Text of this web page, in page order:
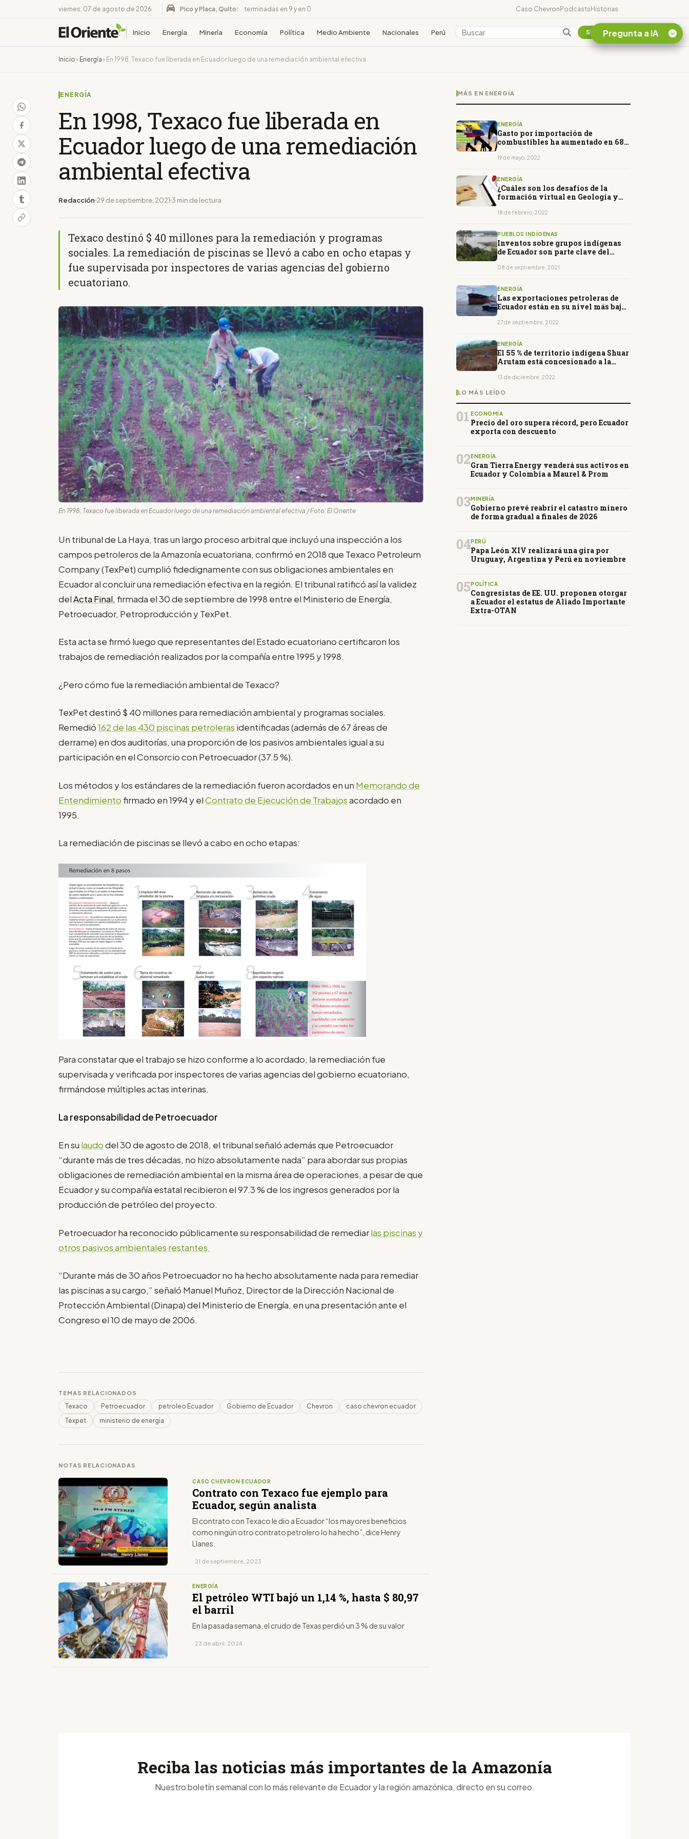
viernes, 07 de agosto de 2026 Pico y Placa, Quito: terminadas en 9 y en 0 Caso ChevronPodcastsHistorias
Inicio Energía Minería Economía Política Medio Ambiente Nacionales Perú Colombia Suscribirse
Inicio › Energía › En 1998, Texaco fue liberada en Ecuador luego de una remediación ambiental efectiva
ENERGÍA
En 1998, Texaco fue liberada en
Ecuador luego de una remediación
ambiental efectiva
Redacción 29 de septiembre, 2021 3 min de lectura
Texaco destinó $ 40 millones para la remediación y programas
sociales. La remediación de piscinas se llevó a cabo en ocho etapas y
fue supervisada por inspectores de varias agencias del gobierno
ecuatoriano.
En 1998, Texaco fue liberada en Ecuador luego de una remediación ambiental efectiva / Foto: El Oriente
Un tribunal de La Haya, tras un largo proceso arbitral que incluyó una inspección a los
campos petroleros de la Amazonía ecuatoriana, confirmó en 2018 que Texaco Petroleum
Company (TexPet) cumplió fidedignamente con sus obligaciones ambientales en
Ecuador al concluir una remediación efectiva en la región. El tribunal ratificó así la validez
delActa Final, firmada el 30 de septiembre de 1998 entre el Ministerio de Energía,
Petroecuador, Petroproducción y TexPet.
Esta acta se firmó luego que representantes del Estado ecuatoriano certificaron los
trabajos de remediación realizados por la compañía entre 1995 y 1998.
¿Pero cómo fue la remediación ambiental de Texaco?
TexPet destinó $ 40 millones para remediación ambiental y programas sociales.
Remedió162 de las 430 piscinas petroleras identificadas (además de 67 áreas de
derrame) en dos auditorías, una proporción de los pasivos ambientales igual a su
participación en el Consorcio con Petroecuador (37.5 %).
Los métodos y los estándares de la remediación fueron acordados en un Memorando de
Entendimiento firmado en 1994 y elContrato de Ejecución de Trabajosacordado en
1995.
La remediación de piscinas se llevó a cabo en ocho etapas:
Para constatar que el trabajo se hizo conforme a lo acordado, la remediación fue
supervisada y verificada por inspectores de varias agencias del gobierno ecuatoriano,
firmándose múltiples actas interinas.
La responsabilidad de Petroecuador
En su laudodel 30 de agosto de 2018, el tribunal señaló además que Petroecuador
“durante más de tres décadas, no hizo absolutamente nada” para abordar sus propias
obligaciones de remediación ambiental en la misma área de operaciones, a pesar de que
Ecuador y su compañía estatal recibieron el 97.3 % de los ingresos generados por la
producción de petróleo del proyecto.
Petroecuador ha reconocido públicamente su responsabilidad de remediarlas piscinas y
otros pasivos ambientales restantes.
“Durante más de 30 años Petroecuador no ha hecho absolutamente nada para remediar
las piscinas a su cargo,” señaló Manuel Muñoz, Director de la Dirección Nacional de
Protección Ambiental (Dinapa) del Ministerio de Energía, en una presentación ante el
Congreso el 10 de mayo de 2006.
TEMAS RELACIONADOS
Texaco Petroecuador petroleo Ecuador Gobierno de Ecuador Chevron
caso chevron ecuador
Texpet
ministerio de energia
NOTAS RELACIONADAS
CASO CHEVRON ECUADOR
Contrato con Texaco fue ejemplo para
Ecuador, según analista
El contrato con Texaco le dio a Ecuador “los mayores beneficios
como ningún otro contrato petrolero lo ha hecho”, dice Henry
Llanes.
· 21 de septiembre, 2023
ENERGÍA
El petróleo WTI bajó un 1,14 %, hasta $ 80,97
el barril
En la pasada semana, el crudo de Texas perdió un 3 % de su valor
· 23 de abril, 2024
MÁS EN ENERGÍA
ENERGÍA
Gasto por importación de
combustibles ha aumentado en 68%
19 de mayo, 2022
ENERGÍA
¿Cuáles son los desafíos de la
formación virtual en Geología y
18 de febrero, 2022
PUEBLOS INDÍGENAS
Inventos sobre grupos indígenas
de Ecuador son parte clave del
08 de septiembre, 2021
ENERGÍA
Las exportaciones petroleras de
Ecuador están en su nivel más bajo
27 de septiembre, 2022
ENERGÍA
El 55 % de territorio indígena Shuar
Arutam está concesionado a la
13 de diciembre, 2022
LO MÁS LEÍDO
01 ECONOMÍA
Precio del oro supera récord, pero Ecuador
exporta con descuento
02 ENERGÍA
Gran Tierra Energy venderá sus activos en
Ecuador y Colombia a Maurel & Prom
03MINERÍA
Gobierno prevé reabrir el catastro minero
de forma gradual a finales de 2026
04PERÚ
Papa León XIV realizará una gira por
Uruguay, Argentina y Perú en noviembre
05 POLÍTICA
Congresistas de EE. UU. proponen otorgar
a Ecuador el estatus de Aliado Importante
Extra-OTAN
Pregunta a IA
¿En que consiste la
Reciba las noticias más importantes de la Amazonía
Nuestro boletín semanal con lo más relevante de Ecuador y la región amazónica, directo en su correo.